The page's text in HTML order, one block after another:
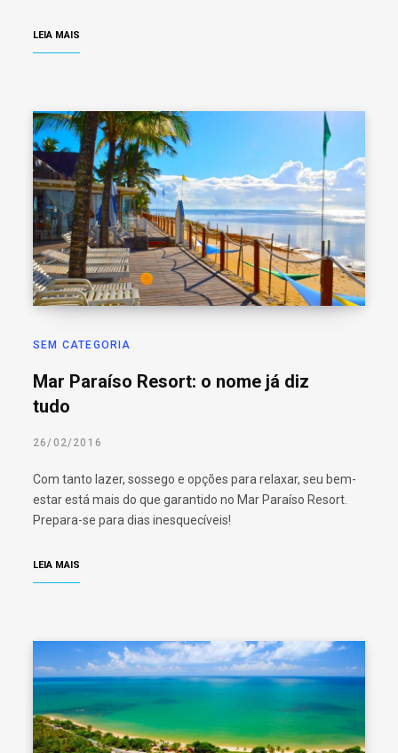
LEIA MAIS
SEM CATEGORIA
Mar Paraíso Resort: o nome já diz
tudo
26/02/2016
Com tanto lazer, sossego e opções para relaxar, seu bem-
estar está mais do que garantido no Mar Paraíso Resort.
Prepara-se para dias inesquecíveis!
LEIA MAIS